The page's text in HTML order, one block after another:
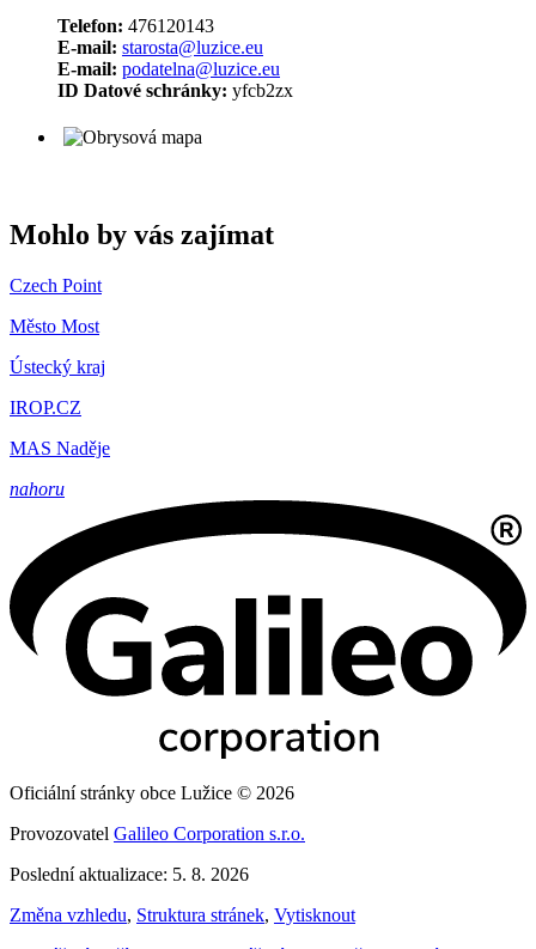
Telefon: 476120143
E-mail: starosta@luzice.eu
E-mail: podatelna@luzice.eu
ID Datové schránky: yfcb2zx
Mohlo by vás zajímat
Czech Point
Město Most
Ústecký kraj
IROP.CZ
MAS Naděje
nahoru
Oficiální stránky obce Lužice © 2026
Provozovatel Galileo Corporation s.r.o.
Poslední aktualizace: 5. 8. 2026
Změna vzhledu, Struktura stránek, Vytisknout